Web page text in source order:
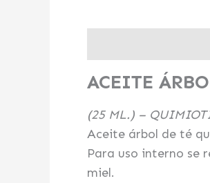
ACEITE
(25 ML.) –
Aceite árbol de té
Para uso interno se
miel.